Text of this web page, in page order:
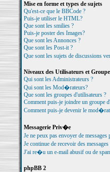
Mise en forme et types de sujets
Qu'est-ce que le BBCode ?
Puis-je utiliser le HTML?
Que sont les smilies ?
Puis-je poster des Images?
Que sont les Annonces ?
Que sont les Post-it ?
Que sont les sujets de discussions
Niveaux des Utilisateurs et
Qui sont les Administrateurs ?
Qui sont les Mod�rateurs?
Que sont les groupes d'utilisateurs ?
Comment puis-je joindre un groupe
Comment puis-je devenir le
Messagerie Priv�e
Je ne peux pas envoyer de
Je continue de recevoir des
J'ai re�u un e-mail abusif ou de
phpBB 2